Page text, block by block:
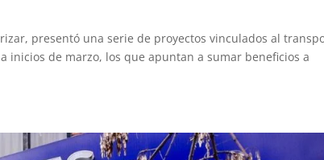
presentó una serie de proyectos vinculados al
inicios de marzo, los que apuntan a sumar beneficios a